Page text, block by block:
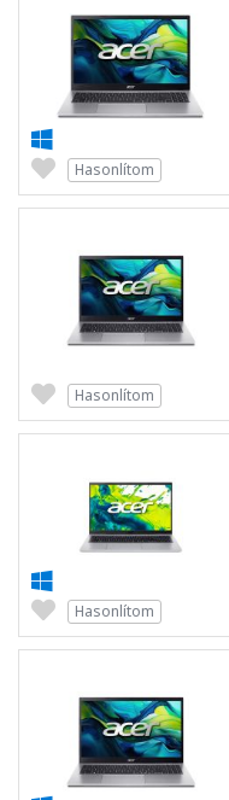
Hasonlítom
Hasonlítom
Hasonlítom